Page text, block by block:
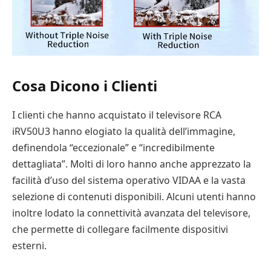
Cosa Dicono i Clienti
I clienti che hanno acquistato il televisore RCA
iRV50U3 hanno elogiato la qualità dell’immagine,
definendola “eccezionale” e “incredibilmente
dettagliata”. Molti di loro hanno anche apprezzato la
facilità d’uso del sistema operativo VIDAA e la vasta
selezione di contenuti disponibili. Alcuni utenti hanno
inoltre lodato la connettività avanzata del televisore,
che permette di collegare facilmente dispositivi
esterni.